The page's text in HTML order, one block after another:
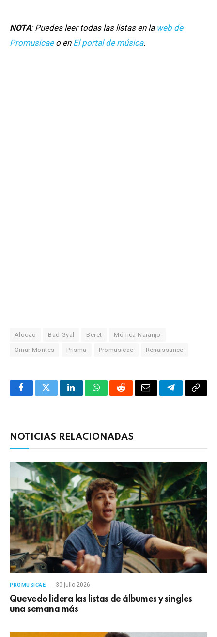
NOTA: Puedes leer todas las listas en la web de
Promusicaeo en El portal de música.
Alocao Bad Gyal Beret Mónica Naranjo
Omar Montes Prisma Promusicae Renaissance
FacebookTwitterLinkedInWhatsAppRedditCorreoTelegrama
NOTICIAS RELACIONADAS
PROMUSICAE 30 julio 2026
Quevedo lidera las listas de álbumes y singles
una semana más